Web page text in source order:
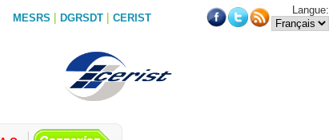
MESRS | DGRSDT | CERIST
Langue: